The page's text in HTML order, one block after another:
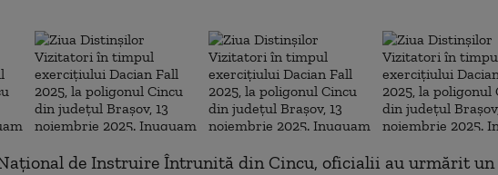
de Instruire Întrunită din Cincu, oficialii au urmărit un